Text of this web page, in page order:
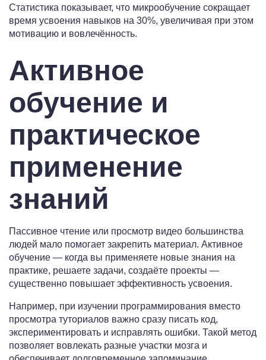
Статистика показывает, что микрообучение сокращает
время усвоения навыков на 30%, увеличивая при этом
мотивацию и вовлечённость.
Активное
обучение и
практическое
применение
знаний
Пассивное чтение или просмотр видео большинства
людей мало помогает закрепить материал. Активное
обучение — когда вы применяете новые знания на
практике, решаете задачи, создаёте проекты —
существенно повышает эффективность усвоения.
Например, при изучении программирования вместо
просмотра туториалов важно сразу писать код,
экспериментировать и исправлять ошибки. Такой метод
позволяет вовлекать разные участки мозга и